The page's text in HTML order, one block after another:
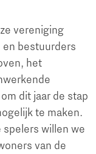
vereniging
bestuurders
het
dit jaar de stap
te maken.
willen we
van de